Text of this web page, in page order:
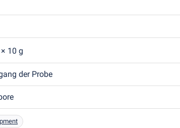
10 g
der Probe